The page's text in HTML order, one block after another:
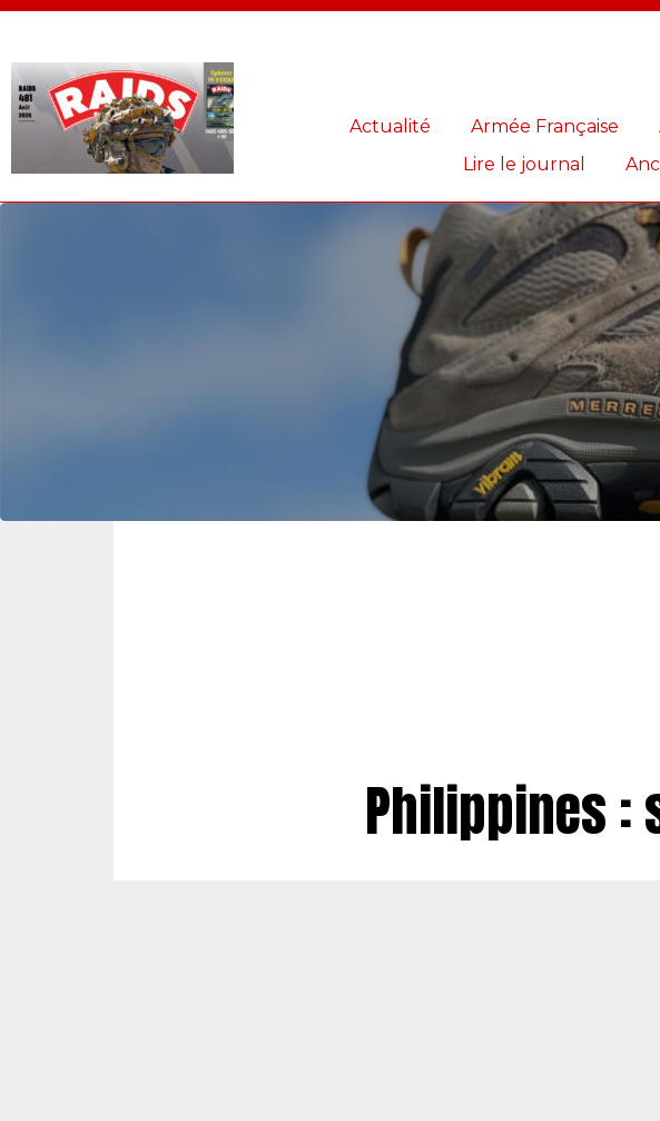
Actualité Armée Française
Lire le journal
Philippines :
Panneau de gestion des cookies